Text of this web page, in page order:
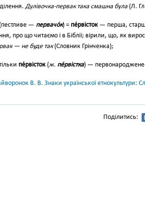
Дулівочка-первак така смашна була (Л.
— первачо́к) = пе́рвісток — перша,
про що читаємо і в Біблії; вірили, що, як
— не буде так(Словник Грінченка);
пе́рвісток (ж. пе́р­вістка) — первонароджене
В. В. Знаки української етнокультури:
Поділитись: